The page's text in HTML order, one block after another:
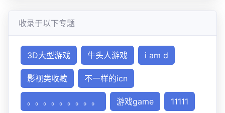
收录于以下专题
3D大型游戏 牛头人游戏 i am d
影视类收藏 不一样的icn
。。。。。。。。。 游戏game 11111